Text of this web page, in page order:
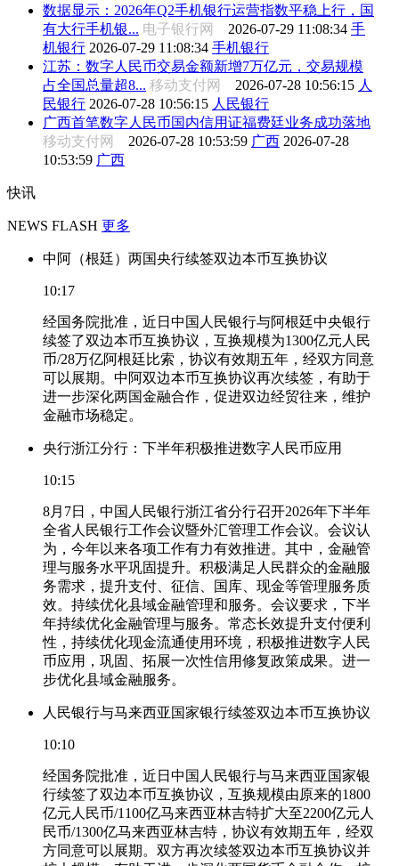
数据显示：2026年Q2手机银行运营指数平稳上行，国
有大行手机银... 电子银行网 2026-07-29 11:08:34 手
机银行 2026-07-29 11:08:34 手机银行
江苏：数字人民币交易金额新增7万亿元，交易规模
占全国总量超8... 移动支付网 2026-07-28 10:56:15 人
民银行 2026-07-28 10:56:15 人民银行
广西首笔数字人民币国内信用证福费廷业务成功落地
移动支付网 2026-07-28 10:53:59 广西 2026-07-28
10:53:59 广西
快讯
NEWS FLASH 更多
中阿（根廷）两国央行续签双边本币互换协议
10:17
经国务院批准，近日中国人民银行与阿根廷中央银行
续签了双边本币互换协议，互换规模为1300亿元人民
币/28万亿阿根廷比索，协议有效期五年，经双方同意
可以展期。中阿双边本币互换协议再次续签，有助于
进一步深化两国金融合作，促进双边经贸往来，维护
金融市场稳定。
央行浙江分行：下半年积极推进数字人民币应用
10:15
8月7日，中国人民银行浙江省分行召开2026年下半年
全省人民银行工作会议暨外汇管理工作会议。会议认
为，今年以来各项工作有力有效推进。其中，金融管
理与服务水平巩固提升。积极满足人民群众的金融服
务需求，提升支付、征信、国库、现金等管理服务质
效。持续优化县域金融管理和服务。会议要求，下半
年持续优化金融管理与服务。常态长效提升支付便利
性，持续优化现金流通使用环境，积极推进数字人民
币应用，巩固、拓展一次性信用修复政策成果。进一
步优化县域金融服务。
人民银行与马来西亚国家银行续签双边本币互换协议
10:10
经国务院批准，近日中国人民银行与马来西亚国家银
行续签了双边本币互换协议，互换规模由原来的1800
亿元人民币/1100亿马来西亚林吉特扩大至2200亿元人
民币/1300亿马来西亚林吉特，协议有效期五年，经双
方同意可以展期。双方再次续签双边本币互换协议并